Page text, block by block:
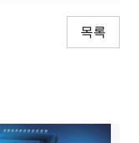
목록